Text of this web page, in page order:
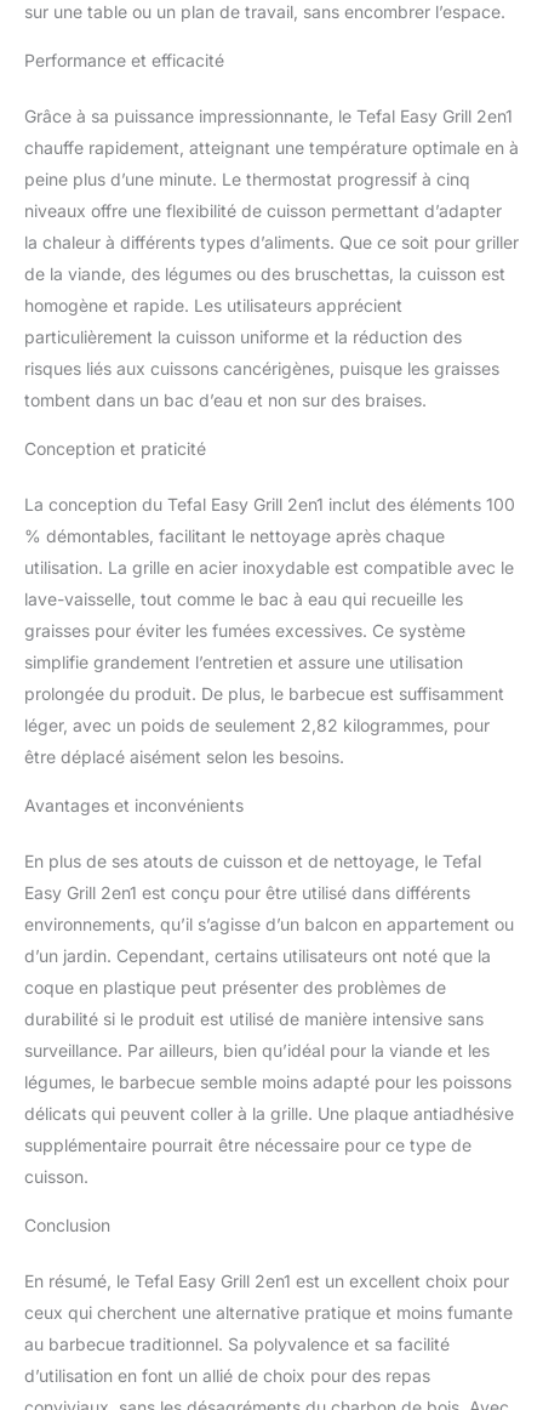
sur une table ou un plan de travail, sans encombrer l’espace.
Performance et efficacité
Grâce à sa puissance impressionnante, le Tefal Easy Grill 2en1
chauffe rapidement, atteignant une température optimale en à
peine plus d’une minute. Le thermostat progressif à cinq
niveaux offre une flexibilité de cuisson permettant d’adapter
la chaleur à différents types d’aliments. Que ce soit pour griller
de la viande, des légumes ou des bruschettas, la cuisson est
homogène et rapide. Les utilisateurs apprécient
particulièrement la cuisson uniforme et la réduction des
risques liés aux cuissons cancérigènes, puisque les graisses
tombent dans un bac d’eau et non sur des braises.
Conception et praticité
La conception du Tefal Easy Grill 2en1 inclut des éléments 100
% démontables, facilitant le nettoyage après chaque
utilisation. La grille en acier inoxydable est compatible avec le
lave-vaisselle, tout comme le bac à eau qui recueille les
graisses pour éviter les fumées excessives. Ce système
simplifie grandement l’entretien et assure une utilisation
prolongée du produit. De plus, le barbecue est suffisamment
léger, avec un poids de seulement 2,82 kilogrammes, pour
être déplacé aisément selon les besoins.
Avantages et inconvénients
En plus de ses atouts de cuisson et de nettoyage, le Tefal
Easy Grill 2en1 est conçu pour être utilisé dans différents
environnements, qu’il s’agisse d’un balcon en appartement ou
d’un jardin. Cependant, certains utilisateurs ont noté que la
coque en plastique peut présenter des problèmes de
durabilité si le produit est utilisé de manière intensive sans
surveillance. Par ailleurs, bien qu’idéal pour la viande et les
légumes, le barbecue semble moins adapté pour les poissons
délicats qui peuvent coller à la grille. Une plaque antiadhésive
supplémentaire pourrait être nécessaire pour ce type de
cuisson.
Conclusion
En résumé, le Tefal Easy Grill 2en1 est un excellent choix pour
ceux qui cherchent une alternative pratique et moins fumante
au barbecue traditionnel. Sa polyvalence et sa facilité
d’utilisation en font un allié de choix pour des repas